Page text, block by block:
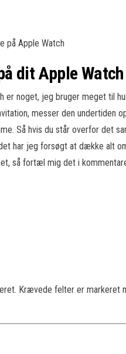
dit Apple Watch
er noget, jeg bruger meget til
messer den undertiden
Så hvis du står overfor det
har jeg forsøgt at dække alt
så fortæl mig det i
Krævede felter er markeret